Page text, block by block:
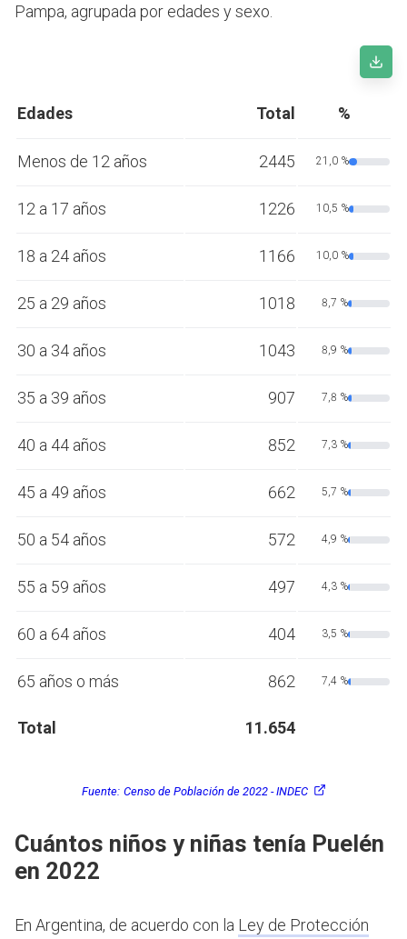
Pampa, agrupada por edades y sexo.
Edades Total %
Menos de 12 años 2445 21,0 %
12 a 17 años 1226 10,5 %
18 a 24 años 1166 10,0 %
25 a 29 años 1018 8,7 %
30 a 34 años 1043 8,9 %
35 a 39 años 907 7,8 %
40 a 44 años 852 7,3 %
45 a 49 años 662 5,7 %
50 a 54 años 572 4,9 %
55 a 59 años 497 4,3 %
60 a 64 años 404 3,5 %
65 años o más 862 7,4 %
Total 11.654
Fuente: Censo de Población de 2022 - INDEC
Cuántos niños y niñas tenía Puelén
en 2022
En Argentina, de acuerdo con la Ley de Protección